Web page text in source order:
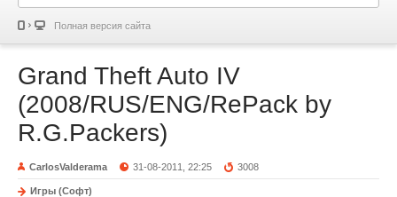
Полная версия сайта
Grand Theft Auto IV
(2008/RUS/ENG/RePack by
R.G.Packers)
CarlosValderama 31-08-2011, 22:25 3008
Игры (Софт)